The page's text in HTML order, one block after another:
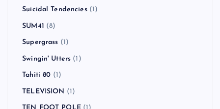
Suicidal Tendencies(1)
SUM41 (8)
Supergrass (1)
Swingin' Utters (1)
Tahiti 80 (1)
TELEVISION (1)